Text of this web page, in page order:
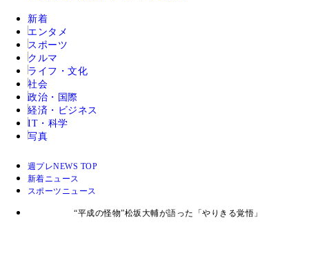
新着
エンタメ
スポーツ
クルマ
ライフ・文化
社会
政治・国際
経済・ビジネス
IT・科学
写真
週プレNEWS TOP
新着ニュース
スポーツニュース
“平成の怪物”松坂大輔が語った「やりきる覚悟」